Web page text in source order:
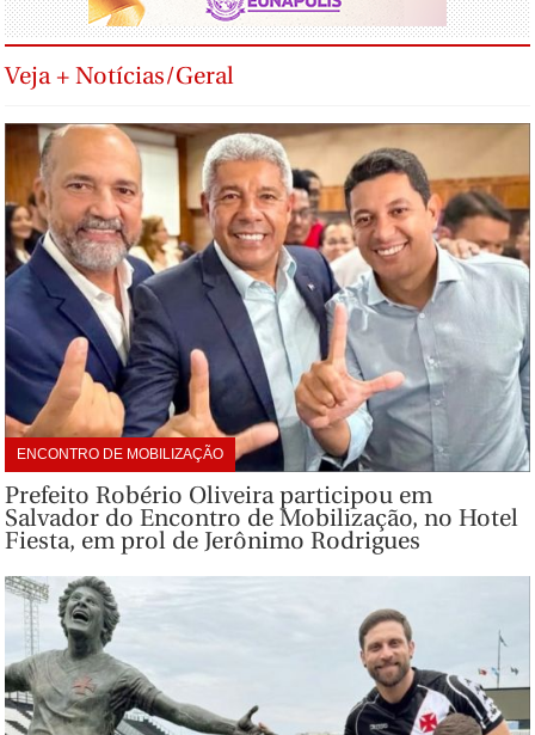
Veja + Notícias/Geral
ENCONTRO DE MOBILIZAÇÃO
Prefeito Robério Oliveira participou em
Salvador do Encontro de Mobilização, no Hotel
Fiesta, em prol de Jerônimo Rodrigues